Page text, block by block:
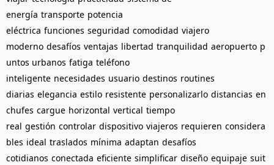
energía transporte potencia
eléctrica funciones seguridad comodidad viajero
moderno desafíos ventajas libertad tranquilidad aeropuerto p
untos urbanos fatiga teléfono
inteligente necesidades usuario destinos routines
diarias elegancia estilo resistente personalizarlo distancias en
chufes cargue horizontal vertical tiempo
real gestión controlar dispositivo viajeros requieren considera
bles ideal traslados mínima adaptan desafíos
cotidianos conectada eficiente simplificar diseño equipaje suit